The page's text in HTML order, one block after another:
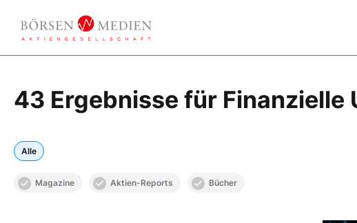
43 Ergebnisse für Finanzielle
Alle
Magazine Aktien-Reports Bücher